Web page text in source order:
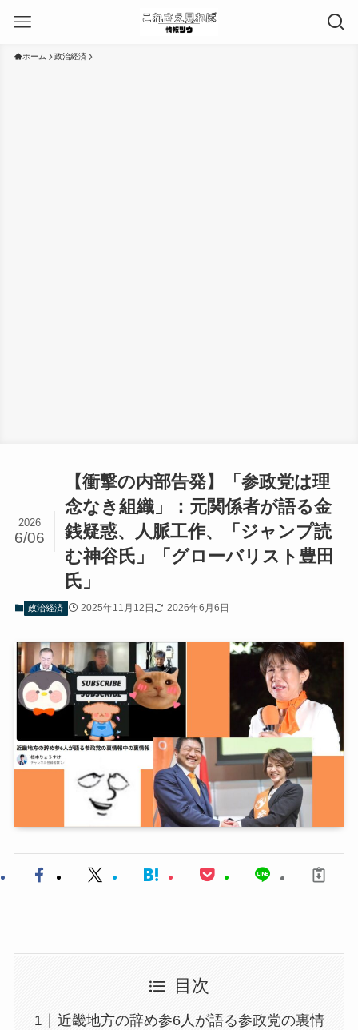
ホーム 政治経済
【衝撃の内部告発】「参政党は理
念なき組織」：元関係者が語る金
銭疑惑、人脈工作、「ジャンプ読
む神谷氏」「グローバリスト豊田
氏」
2026
6/06
政治経済 2025年11月12日 2026年6月6日
目次
近畿地方の辞め参6人が語る参政党の裏情